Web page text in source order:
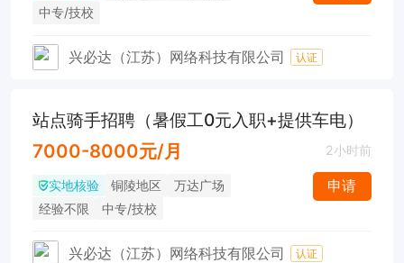
中专/技校
兴必达（江苏）网络科技有限公司 认证
站点骑手招聘（暑假工0元入职+提供车电）
7000-8000元/月 2小时前
实地核验 铜陵地区
万达广场
经验不限
中专/技校
申请
兴必达（江苏）网络科技有限公司 认证